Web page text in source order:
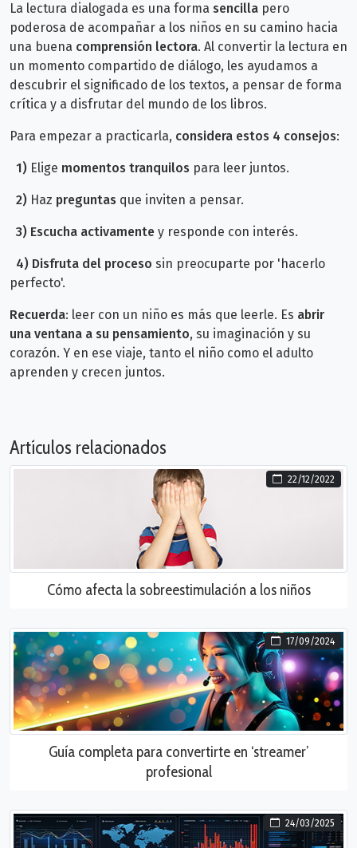
La lectura dialogada es una forma sencilla pero
poderosa de acompañar a los niños en su camino hacia
una buena comprensión lectora. Al convertir la lectura en
un momento compartido de diálogo, les ayudamos a
descubrir el significado de los textos, a pensar de forma
crítica y a disfrutar del mundo de los libros.
Para empezar a practicarla, considera estos 4 consejos:
1) Elige momentos tranquilos para leer juntos.
2) Haz preguntas que inviten a pensar.
3) Escucha activamente y responde con interés.
4) Disfruta del proceso sin preocuparte por 'hacerlo
perfecto'.
Recuerda: leer con un niño es más que leerle. Es abrir
una ventana a su pensamiento, su imaginación y su
corazón. Y en ese viaje, tanto el niño como el adulto
aprenden y crecen juntos.
Artículos relacionados
22/12/2022
Cómo afecta la sobreestimulación a los niños
17/09/2024
Guía completa para convertirte en ‘streamer’
profesional
24/03/2025